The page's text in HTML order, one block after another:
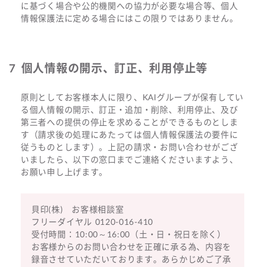
に基づく場合や公的機関への協力が必要な場合等、個人
情報保護法に定める場合にはこの限りではありません。
個人情報の開示、訂正、利用停止等
原則としてお客様本人に限り、KAIグループが保有してい
る個人情報の開示、訂正・追加・削除、利用停止、及び
第三者への提供の停止を求めることができるものとしま
す（請求後の処理にあたっては個人情報保護法の要件に
従うものとします）。上記の請求・お問い合わせがござ
いましたら、以下の窓口までご連絡くださいますよう、
お願い申し上げます。
貝印(株) お客様相談室
フリーダイヤル 0120-016-410
受付時間：10:00～16:00（土・日・祝日を除く）
お客様からのお問い合わせを正確に承る為、内容を
録音させていただいております。あらかじめご了承